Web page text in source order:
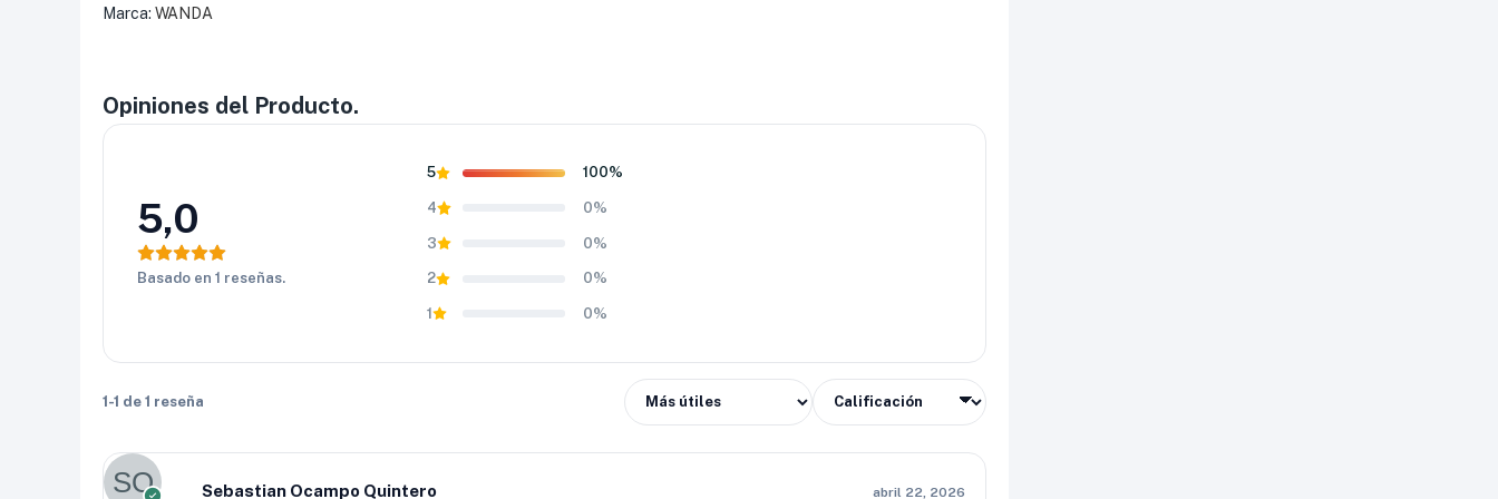
💰Relación valor–rendimiento
elevar demasiado el presupuesto. Finalmente, su equilibrio entre agarre, confort y precio la convierte en una
inversión inteligente para el uso diario.
Marca: WANDA
Opiniones del Producto.
5,0
Basado en 1 reseñas.
5 100%
4 0%
3 0%
2 0%
1 0%
1-1 de 1 reseña
Sebastian Ocampo Quintero abril 22, 2026